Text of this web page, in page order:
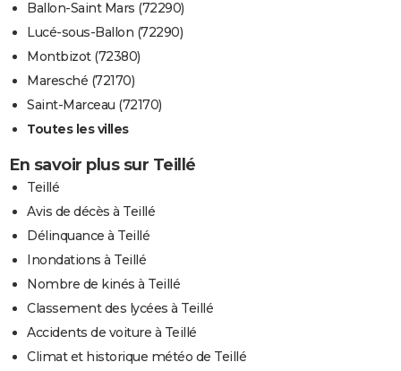
Ballon-Saint Mars (72290)
Lucé-sous-Ballon (72290)
Montbizot (72380)
Maresché (72170)
Saint-Marceau (72170)
Toutes les villes
En savoir plus sur Teillé
Teillé
Avis de décès à Teillé
Délinquance à Teillé
Inondations à Teillé
Nombre de kinés à Teillé
Classement des lycées à Teillé
Accidents de voiture à Teillé
Climat et historique météo de Teillé